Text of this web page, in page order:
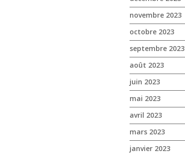
novembre 2023
octobre 2023
septembre 2023
août 2023
juin 2023
mai 2023
avril 2023
mars 2023
janvier 2023